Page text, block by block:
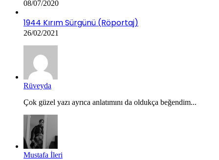
08/07/2020
1944 Kırım Sürgünü (Röportaj)
26/02/2021
Rüveyda
Çok güzel yazı ayrıca anlatımını da oldukça beğendim...
Mustafa İleri